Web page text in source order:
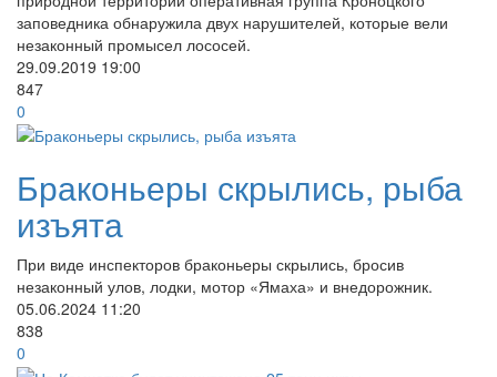
заповедника обнаружила двух нарушителей, которые вели
незаконный промысел лососей.
29.09.2019 19:00
847
0
Браконьеры скрылись, рыба
изъята
При виде инспекторов браконьеры скрылись, бросив
незаконный улов, лодки, мотор «Ямаха» и внедорожник.
05.06.2024 11:20
838
0